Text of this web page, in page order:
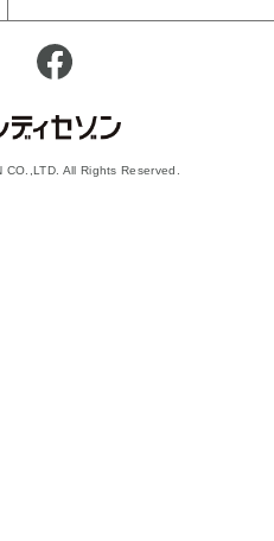
All Rights Reserved.